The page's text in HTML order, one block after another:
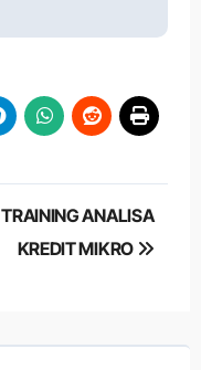
TRAINING ANALISA
KREDIT MIKRO